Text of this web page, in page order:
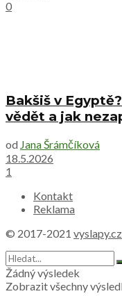
0
Bakšiš v
vědět a jak
od Jana Šrámčíková
18.5.2026
1
Kontakt
Reklama
© 2017-2021 vyslapy.cz
Žádný výsledek
Zobrazit všechny